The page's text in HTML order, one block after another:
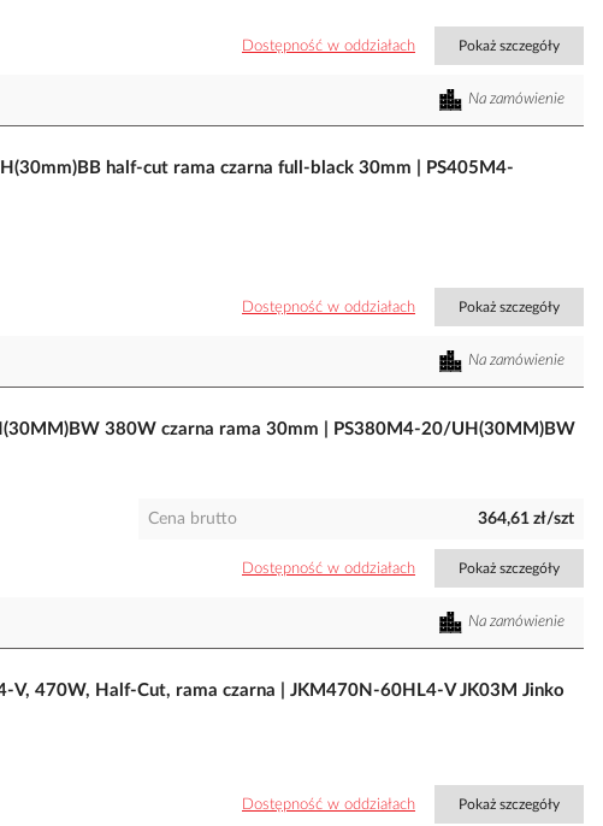
Dostępność w oddziałach Pokaż szczegóły
Na zamówienie
half-cut rama czarna full-black 30mm | PS405M4-
Dostępność w oddziałach Pokaż szczegóły
Na zamówienie
380W czarna rama 30mm | PS380M4-20/UH(30MM)BW
Cena brutto 364,61 zł/szt
Dostępność w oddziałach Pokaż szczegóły
Na zamówienie
V, 470W, Half-Cut, rama czarna | JKM470N-60HL4-V JK03M Jinko
Dostępność w oddziałach Pokaż szczegóły